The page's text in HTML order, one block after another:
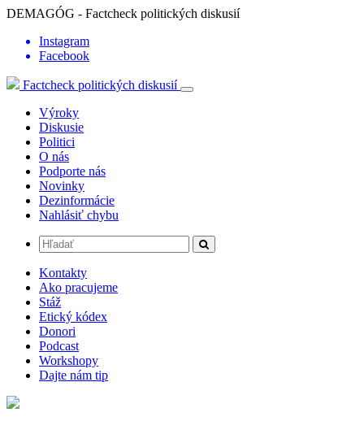
DEMAGÓG - Factcheck politických diskusií
Instagram
Facebook
Factcheck politických diskusií
Výroky
Diskusie
Politici
O nás
Podporte nás
Novinky
Dezinformácie
Nahlásiť chybu
Kontakty
Ako pracujeme
Stáž
Etický kódex
Donori
Podcast
Workshopy
Dajte nám tip